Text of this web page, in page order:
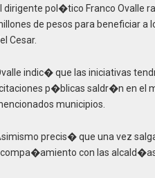
dirigente pol�tico Franco Ovalle
de pesos para beneficiar a
Cesar.
indic� que las iniciativas
p�blicas saldr�n en el
municipios.
precis� que una vez
con las